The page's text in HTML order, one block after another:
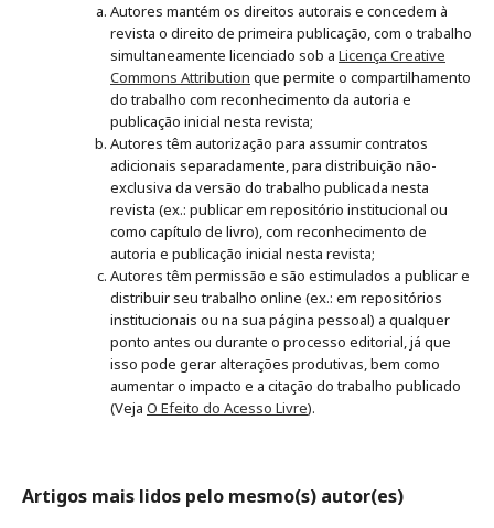
Autores mantém os direitos autorais e concedem à
revista o direito de primeira publicação, com o trabalho
simultaneamente licenciado sob a Licença Creative
Commons Attribution que permite o compartilhamento
do trabalho com reconhecimento da autoria e
publicação inicial nesta revista;
Autores têm autorização para assumir contratos
adicionais separadamente, para distribuição não-
exclusiva da versão do trabalho publicada nesta
revista (ex.: publicar em repositório institucional ou
como capítulo de livro), com reconhecimento de
autoria e publicação inicial nesta revista;
Autores têm permissão e são estimulados a publicar e
distribuir seu trabalho online (ex.: em repositórios
institucionais ou na sua página pessoal) a qualquer
ponto antes ou durante o processo editorial, já que
isso pode gerar alterações produtivas, bem como
aumentar o impacto e a citação do trabalho publicado
(Veja O Efeito do Acesso Livre).
Artigos mais lidos pelo mesmo(s) autor(es)